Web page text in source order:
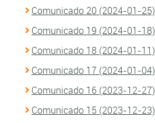
Comunicado 20 (2024-01-25)
Comunicado 19 (2024-01-18)
Comunicado 18 (2024-01-11)
Comunicado 17 (2024-01-04)
Comunicado 16 (2023-12-27)
Comunicado 15 (2023-12-23)